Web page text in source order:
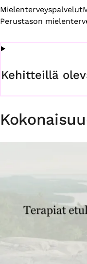
Mielenterveyspalvelut
Perustason
Kehitteillä